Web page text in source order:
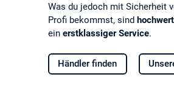
Was du jedoch mit Sicherheit
Profi bekommst, sind
ein erstklassiger Service.
Händler finden